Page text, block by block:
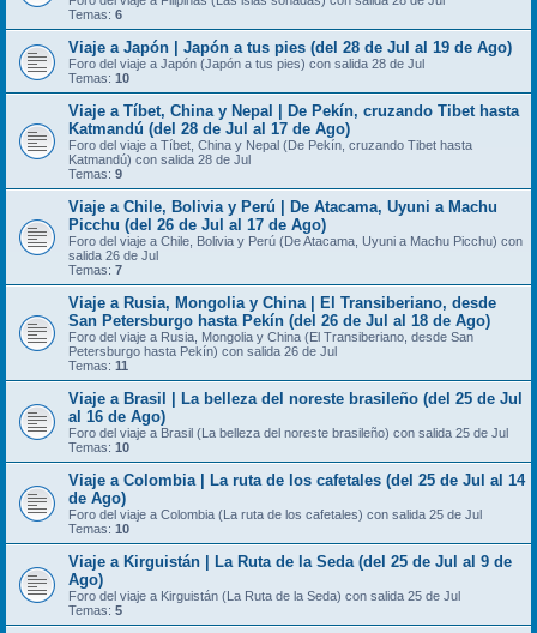
Temas: 6
Viaje a Japón | Japón a tus pies (del 28 de Jul al 19 de Ago)
Foro del viaje a Japón (Japón a tus pies) con salida 28 de Jul
Temas: 10
Viaje a Tíbet, China y Nepal | De Pekín, cruzando Tibet hasta
Katmandú (del 28 de Jul al 17 de Ago)
Foro del viaje a Tíbet, China y Nepal (De Pekín, cruzando Tibet hasta
Katmandú) con salida 28 de Jul
Temas: 9
Viaje a Chile, Bolivia y Perú | De Atacama, Uyuni a Machu
Picchu (del 26 de Jul al 17 de Ago)
Foro del viaje a Chile, Bolivia y Perú (De Atacama, Uyuni a Machu Picchu) con
salida 26 de Jul
Temas: 7
Viaje a Rusia, Mongolia y China | El Transiberiano, desde
San Petersburgo hasta Pekín (del 26 de Jul al 18 de Ago)
Foro del viaje a Rusia, Mongolia y China (El Transiberiano, desde San
Petersburgo hasta Pekín) con salida 26 de Jul
Temas: 11
Viaje a Brasil | La belleza del noreste brasileño (del 25 de Jul
al 16 de Ago)
Foro del viaje a Brasil (La belleza del noreste brasileño) con salida 25 de Jul
Temas: 10
Viaje a Colombia | La ruta de los cafetales (del 25 de Jul al 14
de Ago)
Foro del viaje a Colombia (La ruta de los cafetales) con salida 25 de Jul
Temas: 10
Viaje a Kirguistán | La Ruta de la Seda (del 25 de Jul al 9 de
Ago)
Foro del viaje a Kirguistán (La Ruta de la Seda) con salida 25 de Jul
Temas: 5